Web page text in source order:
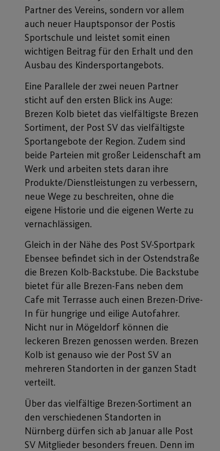
Partner des Vereins, sondern vor allem
auch neuer Hauptsponsor der Postis
Sportschule und leistet somit einen
wichtigen Beitrag für den Erhalt und den
Ausbau des Kindersportangebots.
Eine Parallele der zwei neuen Partner
sticht auf den ersten Blick ins Auge:
Brezen Kolb bietet das vielfältigste Brezen
Sortiment, der Post SV das vielfältigste
Sportangebote der Region. Zudem sind
beide Parteien mit großer Leidenschaft am
Werk und arbeiten stets daran ihre
Produkte/Dienstleistungen zu verbessern,
neue Wege zu beschreiten, ohne die
eigene Historie und die eigenen Werte zu
vernachlässigen.
Gleich in der Nähe des Post SV-Sportpark
Ebensee befindet sich in der Ostendstraße
die Brezen Kolb-Backstube. Die Backstube
bietet für alle Brezen-Fans neben dem
Cafe mit Terrasse auch einen Brezen-Drive-
In für hungrige und eilige Autofahrer.
Nicht nur in Mögeldorf können die
leckeren Brezen genossen werden. Brezen
Kolb ist genauso wie der Post SV an
mehreren Standorten in der ganzen Stadt
verteilt.
Über das vielfältige Brezen-Sortiment an
den verschiedenen Standorten in
Nürnberg dürfen sich ab Januar alle Post
SV Mitglieder besonders freuen. Denn im